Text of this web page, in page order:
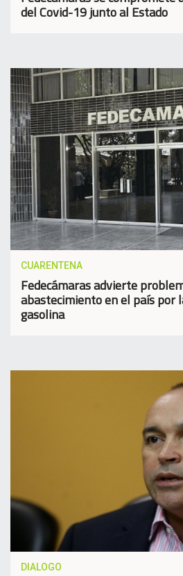
del Covid-19 junto al Estado
CUARENTENA
Fedecámaras advierte
abastecimiento en el país por
gasolina
DIALOGO